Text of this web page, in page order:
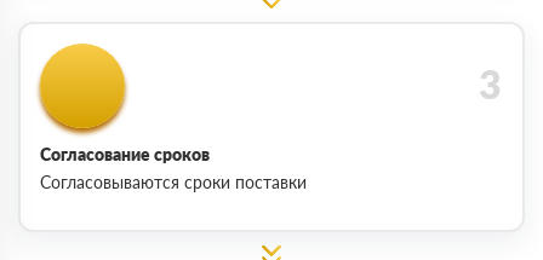
Согласование сроков
Согласовываются сроки поставки